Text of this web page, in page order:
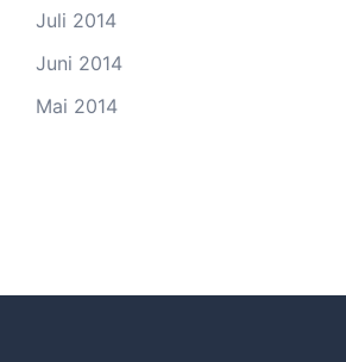
Juli 2014
Juni 2014
Mai 2014